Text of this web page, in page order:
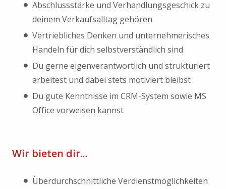
Abschlussstärke und Verhandlungsgeschick zu
deinem Verkaufsalltag gehören
Vertriebliches Denken und unternehmerisches
Handeln für dich selbstverständlich sind
Du gerne eigenverantwortlich und strukturiert
arbeitest und dabei stets motiviert bleibst
Du gute Kenntnisse im CRM-System sowie MS
Office vorweisen kannst
Wir bieten dir...
Überdurchschnittliche Verdienstmöglichkeiten